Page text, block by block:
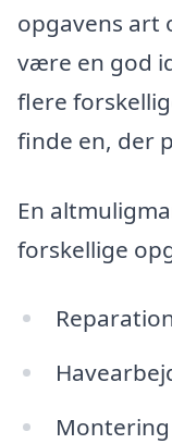
opgavens art
være en god
flere
finde en, der
En
forskellige